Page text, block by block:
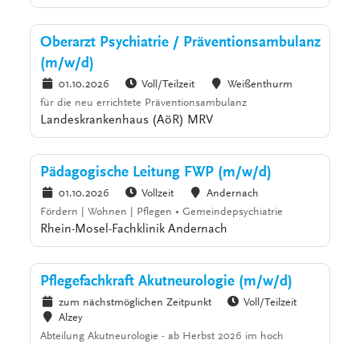
Oberarzt Psychiatrie / Präventionsambulanz
(m/w/d)
01.10.2026 Voll/Teilzeit
Weißenthurm
für die neu errichtete Präventionsambulanz
Landeskrankenhaus (AöR) MRV
Pädagogische Leitung FWP (m/w/d)
01.10.2026 Vollzeit
Andernach
Fördern | Wohnen | Pflegen • Gemeindepsychiatrie
Rhein-Mosel-Fachklinik Andernach
Pflegefachkraft Akutneurologie (m/w/d)
zum nächstmöglichen Zeitpunkt
Voll/Teilzeit
Alzey
Abteilung Akutneurologie - ab Herbst 2026 im hoch